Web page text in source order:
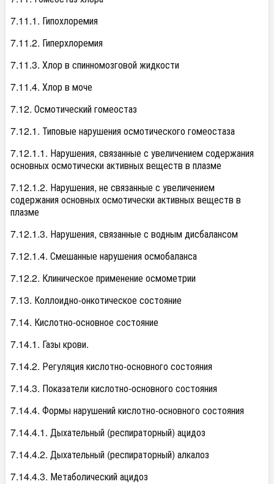
7.11.1. Гипохлоремия
7.11.2. Гиперхлоремия
7.11.3. Хлор в спинномозговой жидкости
7.11.4. Хлор в моче
7.12. Осмотический гомеостаз
7.12.1. Типовые нарушения осмотического гомеостаза
7.12.1.1. Нарушения, связанные с увеличением содержания
основных осмотически активных веществ в плазме
7.12.1.2. Нарушения, не связанные с увеличением
содержания основных осмотически активных веществ в
плазме
7.12.1.3. Нарушения, связанные с водным дисбалансом
7.12.1.4. Смешанные нарушения осмобаланса
7.12.2. Клиническое применение осмометрии
7.13. Коллоидно-онкотическое состояние
7.14. Кислотно-основное состояние
7.14.1. Газы крови.
7.14.2. Регуляция кислотно-основного состояния
7.14.3. Показатели кислотно-основного состояния
7.14.4. Формы нарушений кислотно-основного состояния
7.14.4.1. Дыхательный (респираторный) ацидоз
7.14.4.2. Дыхательный (респираторный) алкалоз
7.14.4.3. Метаболический ацидоз